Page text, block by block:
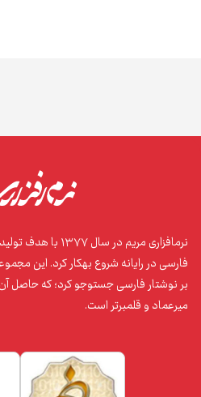
نرم‌افزاری مریم در
فارسی در رایانه شروع به‌کار کرد. این
بر نوشتار فارسی جست‌وجو کرد؛ که
میرعماد و قلم‌برتر است.